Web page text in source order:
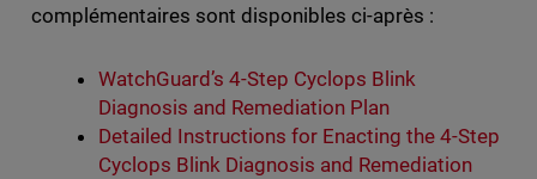
complémentaires sont disponibles ci-après :
WatchGuard’s 4-Step Cyclops Blink
Diagnosis and Remediation Plan
Detailed Instructions for Enacting the 4-Step
Cyclops Blink Diagnosis and Remediation